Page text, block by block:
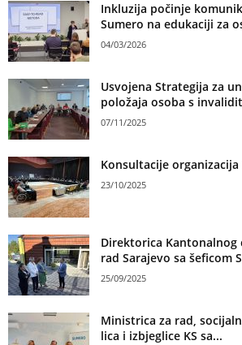
Inkluzija počinje
Sumero na edukaciji za
04/03/2026
Usvojena Strategija za
položaja osoba s
07/11/2025
Konsultacije organizacija
23/10/2025
Direktorica Kantonalnog
rad Sarajevo sa šeficom
25/09/2025
Ministrica za rad,
lica i izbjeglice KS sa...